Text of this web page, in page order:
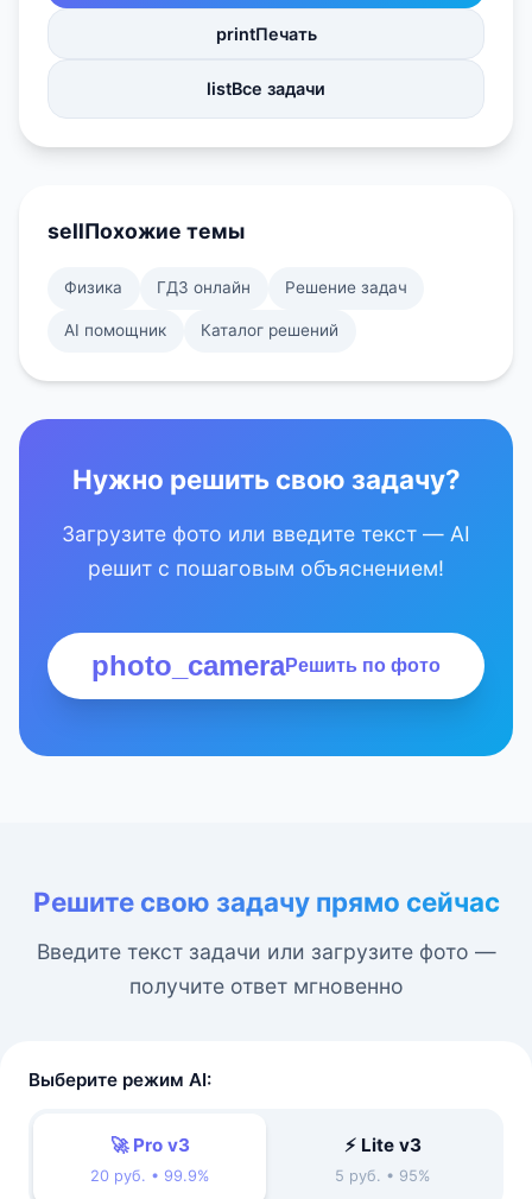
printПечать
listВсе задачи
sellПохожие темы
Физика ГДЗ онлайн Решение задач
AI помощник Каталог решений
Нужно решить свою задачу?
Загрузите фото или введите текст — AI
решит с пошаговым объяснением!
photo_cameraРешить по фото
Решите свою задачу прямо сейчас
Введите текст задачи или загрузите фото —
получите ответ мгновенно
Выберите режим AI:
🚀 Pro v3
20 руб. • 99.9%
⚡ Lite v3
5 руб. • 95%